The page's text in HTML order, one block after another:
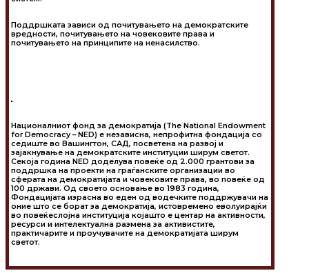
Поддршката зависи од почитувањето на демократските
вредности, почитувањето на човековите права и
почитувањето на принципите на ненасилство.
Националниот фонд за демократија (The National Endowment
for Democracy – NED) е независна, непрофитна фондација со
седиште во Вашингтон, САД, посветена на развој и
зајакнување на демократските институции ширум светот.
Секоја година NED доделува повеќе од 2.000 грантови за
поддршка на проекти на граѓанските организации во
сферата на демократијата и човековите права, во повеќе од
100 држави. Од своето основање во 1983 година,
Фондацијата израсна во еден од водечките поддржувачи на
оние што се борат за демократија, истовремено еволуирајќи
во повеќеслојна институција којашто е центар на активности,
ресурси и интелектуална размена за активистите,
практичарите и проучувачите на демократијата ширум
светот.